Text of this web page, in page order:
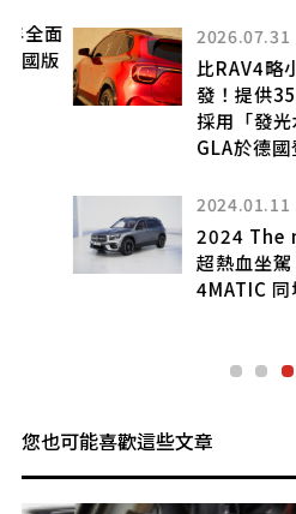
2026.07.31
比RAV4略小的
發！提供354匹
採用「發光水
GLA於德國登場
2024.01.11
2024 The new
超熱血坐駕
4MATIC 同場加
您也可能喜歡這些文章